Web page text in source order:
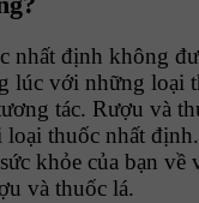
nhất định không
lúc với những loại
tác. Rượu và
thuốc nhất
khỏe của bạn về
và thuốc lá.